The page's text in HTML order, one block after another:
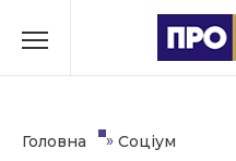
до
Головна » Соціум